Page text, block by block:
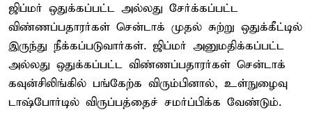
ஜிப்மர் ஒதுக்கப்பட்ட அல்லது சேர்க்கப்பட்ட
விண்ணப்பதாரர்கள் சென்டாக் முதல் சுற்று ஒதுக்கீட்டில்
இருந்து நீக்கப்படுவார்கள். ஜிப்மர் அனுமதிக்கப்பட்ட
அல்லது ஒதுக்கப்பட்ட விண்ணப்பதாரர்கள் சென்டாக்
கவுன்சிலிங்கில் பங்கேற்க விரும்பினால், உள்நுழைவு
டாஷ்போர்டில் விருப்பத்தைச் சமர்ப்பிக்க வேண்டும்.